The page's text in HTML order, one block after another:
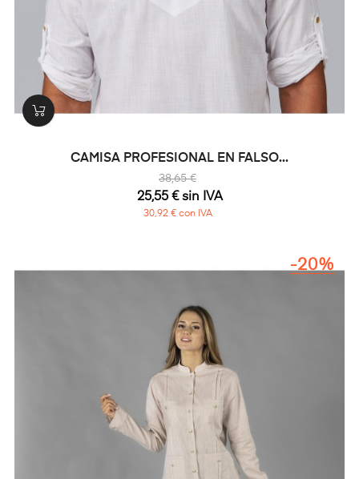
CAMISA PROFESIONAL EN FALSO...
38,65 €
25,55 € sin IVA
30,92 € con IVA
-20%